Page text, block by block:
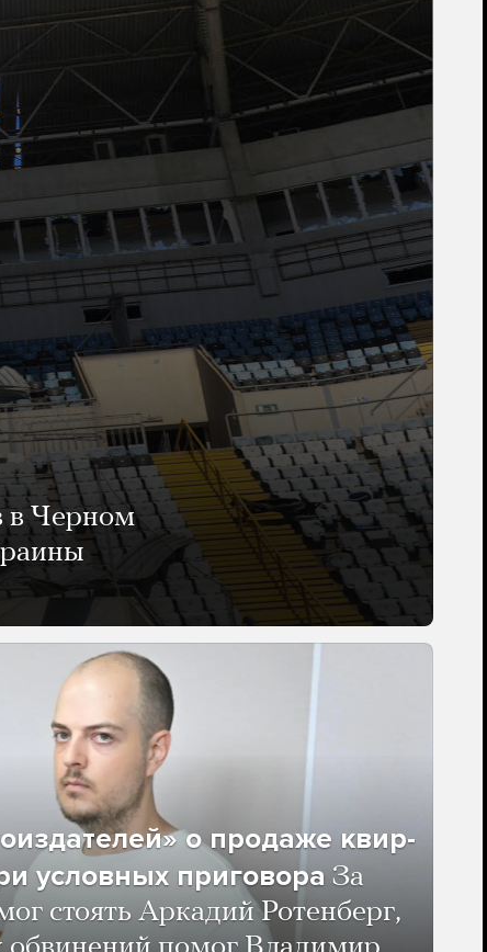
в Черном
о продаже квир-
условных приговора За
стоять Аркадий Ротенберг,